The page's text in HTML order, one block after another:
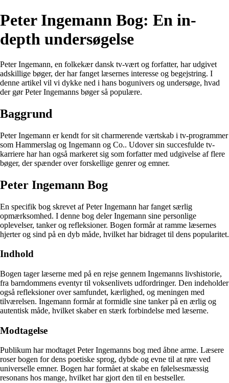
Peter Ingemann Bog: En in-
depth undersøgelse
Peter Ingemann, en folkekær dansk tv-vært og forfatter, har udgivet
adskillige bøger, der har fanget læsernes interesse og begejstring. I
denne artikel vil vi dykke ned i hans bogunivers og undersøge, hvad
der gør Peter Ingemanns bøger så populære.
Baggrund
Peter Ingemann er kendt for sit charmerende værtskab i tv-programmer
som Hammerslag og Ingemann og Co.. Udover sin succesfulde tv-
karriere har han også markeret sig som forfatter med udgivelse af flere
bøger, der spænder over forskellige genrer og emner.
Peter Ingemann Bog
En specifik bog skrevet af Peter Ingemann har fanget særlig
opmærksomhed. I denne bog deler Ingemann sine personlige
oplevelser, tanker og refleksioner. Bogen formår at ramme læsernes
hjerter og sind på en dyb måde, hvilket har bidraget til dens popularitet.
Indhold
Bogen tager læserne med på en rejse gennem Ingemanns livshistorie,
fra barndommens eventyr til voksenlivets udfordringer. Den indeholder
også refleksioner over samfundet, kærlighed, og meningen med
tilværelsen. Ingemann formår at formidle sine tanker på en ærlig og
autentisk måde, hvilket skaber en stærk forbindelse med læserne.
Modtagelse
Publikum har modtaget Peter Ingemanns bog med åbne arme. Læsere
roser bogen for dens poetiske sprog, dybde og evne til at røre ved
universelle emner. Bogen har formået at skabe en følelsesmæssig
resonans hos mange, hvilket har gjort den til en bestseller.